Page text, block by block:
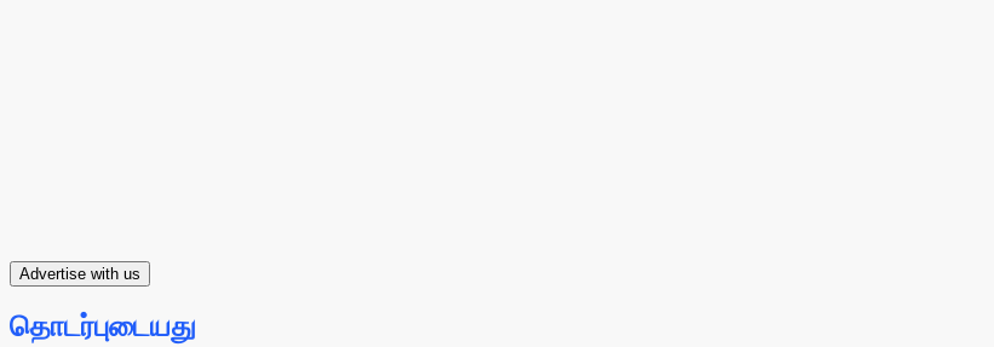
Advertise with us
தொடர்புடையது